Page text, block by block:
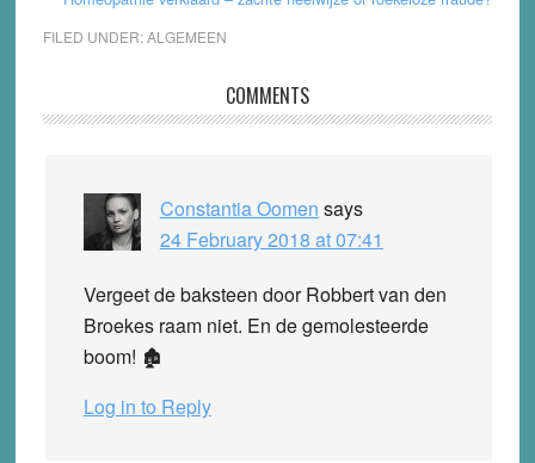
FILED UNDER:ALGEMEEN
Interactions
COMMENTS
Constantia Oomen says
24 February 2018 at 07:41
Vergeet de baksteen door Robbert van den
Broekes raam niet. En de gemolesteerde
boom! ‪🏚‬
Log in to Reply